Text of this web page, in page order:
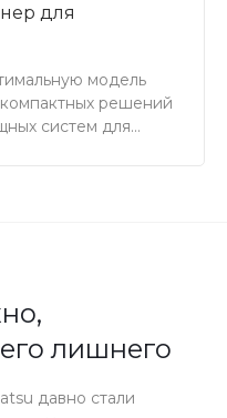
для
модель
решений
систем для
лишнего
давно стали